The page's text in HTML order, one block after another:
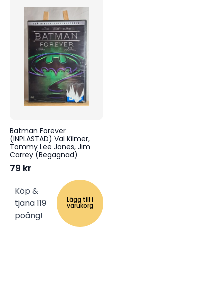
Batman Forever
(INPLASTAD) Val Kilmer,
Tommy Lee Jones, Jim
Carrey (Begagnad)
79 kr
Köp &
tjäna 119
poäng!
Lägg till i
varukorg